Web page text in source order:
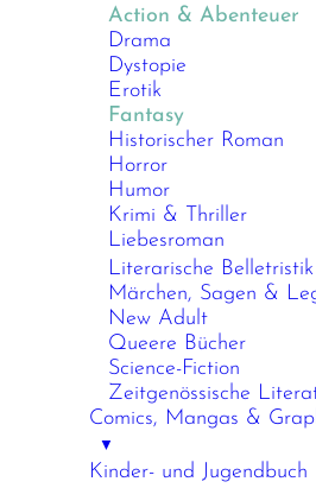
Action & Abenteuer
Drama
Dystopie
Erotik
Fantasy
Historischer Roman
Horror
Humor
Krimi & Thriller
Liebesroman
Literarische Belletristik
Märchen, Sagen &
New Adult
Queere Bücher
Science-Fiction
Zeitgenössische
Comics, Mangas &
▼
Kinder- und Jugendbuch